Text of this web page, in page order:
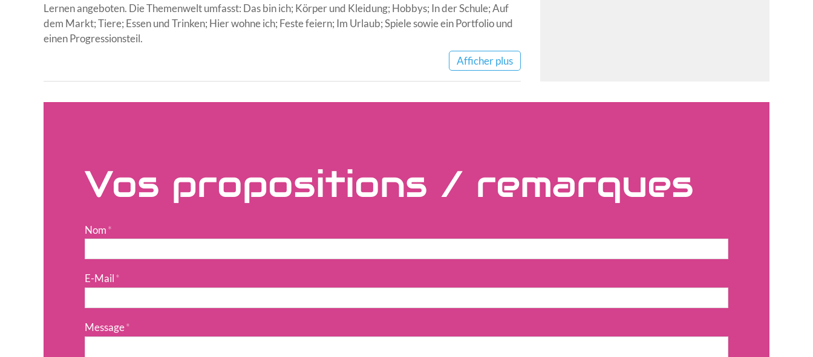
Lernen angeboten. Die Themenwelt umfasst: Das bin ich; Körper und Kleidung; Hobbys; In der Schule; Auf
dem Markt; Tiere; Essen und Trinken; Hier wohne ich; Feste feiern; Im Urlaub; Spiele sowie ein Portfolio und
einen Progressionsteil.
Afficher plus
Vos propositions / remarques
Nom*
E-Mail*
Message*